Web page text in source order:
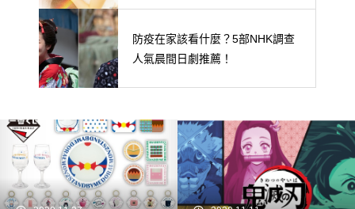
防疫在家該看什麼？5部NHK調查
人氣晨間日劇推薦！